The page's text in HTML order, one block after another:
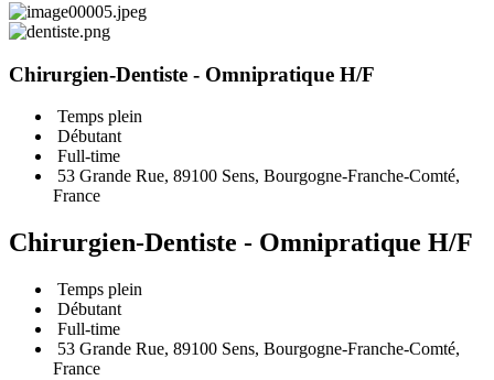
Chirurgien-Dentiste - Omnipratique H/F
Temps plein
Débutant
Full-time
53 Grande Rue, 89100 Sens, Bourgogne-Franche-Comté,
France
Chirurgien-Dentiste - Omnipratique H/F
Temps plein
Débutant
Full-time
53 Grande Rue, 89100 Sens, Bourgogne-Franche-Comté,
France